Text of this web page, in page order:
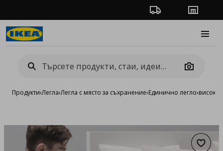
Проследяване на
Camera
Продукти›Легла›Легла с място за съхранение›Единично легло›високо